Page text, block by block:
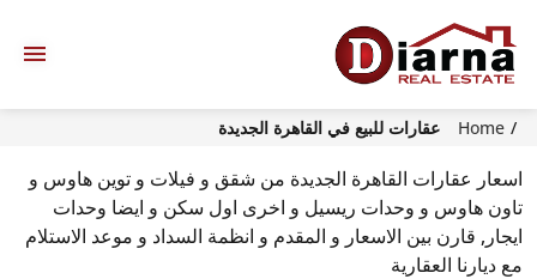
Home عقارات للبيع في القاهرة الجديدة
اسعار عقارات القاهرة الجديدة من شقق و فيلات و توين هاوس و
تاون هاوس و وحدات ريسيل و اخرى اول سكن و ايضا وحدات
ايجار, قارن بين الاسعار و المقدم و انظمة السداد و موعد الاستلام
مع ديارنا العقارية